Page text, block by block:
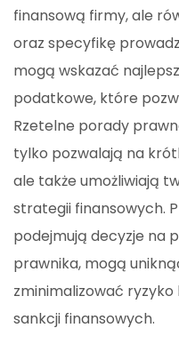
finansową firmy, ale
oraz specyfikę
mogą wskazać
podatkowe, które
Rzetelne porady
tylko pozwalają na
ale także umożliwiają
strategii finansowych.
podejmują decyzje na
prawnika, mogą
zminimalizować
sankcji finansowych.